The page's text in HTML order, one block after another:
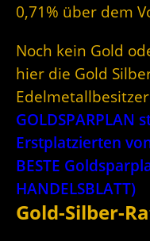
0,71% über dem
Noch kein Gold
hier die Gold
GOLDSPARPLAN
Erstplatzierten
BESTE
HANDELSBLATT)
Gold-Silber-